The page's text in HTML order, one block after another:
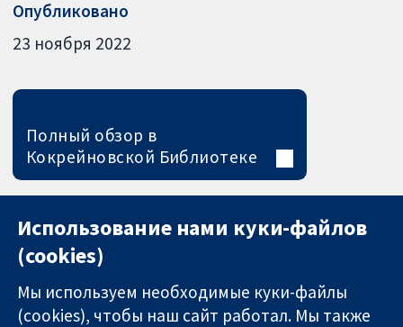
Опубликовано
23 ноября 2022
Полный обзор в
Кокрейновской Библиотеке
Использование нами куки-файлов
(cookies)
Мы используем необходимые куки-файлы
(cookies), чтобы наш сайт работал. Мы также